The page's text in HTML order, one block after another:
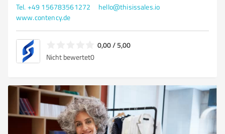
Tel. +49 156783561272
hello@thisissales.io
www.contency.de
0,00 / 5,00
Nicht bewertet0